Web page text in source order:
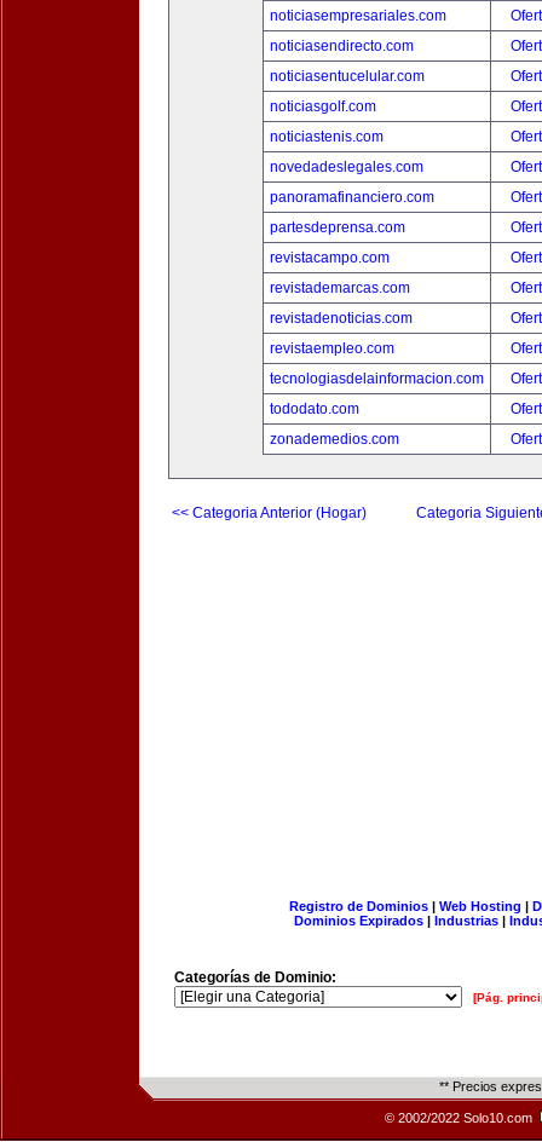
noticiasempresariales.com
noticiasendirecto.com
noticiasentucelular.com
noticiasgolf.com
noticiastenis.com
novedadeslegales.com
panoramafinanciero.com
partesdeprensa.com
revistacampo.com
revistademarcas.com
revistadenoticias.com
revistaempleo.com
tecnologiasdelainformacion.com
tododato.com
zonademedios.com
<< Categoria Anterior (Hogar) Categoria
Registro de Dominios| Web Hosting |
Dominios Expirados | Industrias |
Categorías de Dominio:
[Pág.
** Precios
© 2002/2022 Solo10.com